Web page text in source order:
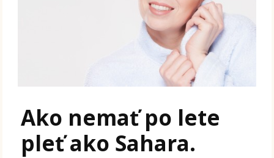
Ako nemať po lete
pleť ako Sahara.